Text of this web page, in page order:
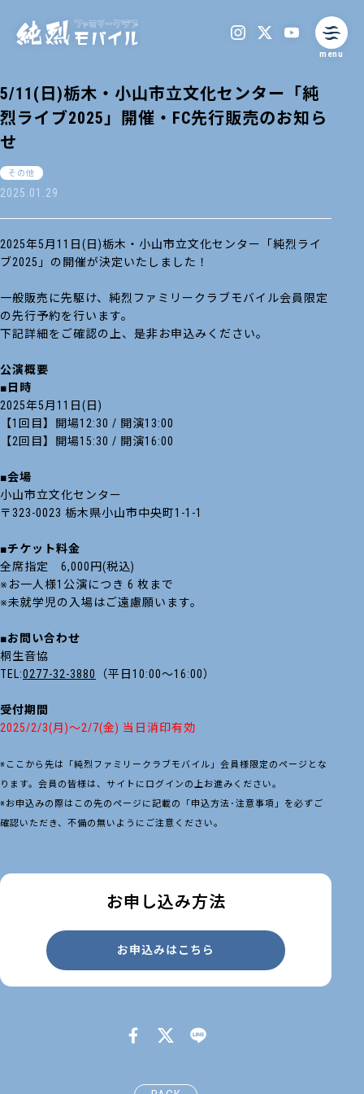
menu
5/11(日)栃木・小山市立文化センター「純
烈ライブ2025」開催・FC先行販売のお知ら
せ
その他
2025.01.29
2025年5月11日(日)栃木・小山市立文化センター「純烈ライ
ブ2025」の開催が決定いたしました！
一般販売に先駆け、純烈ファミリークラブモバイル会員限定
の先行予約を行います。
下記詳細をご確認の上、是非お申込みください。
公演概要
■日時
2025年5月11日(日)
【1回目】開場12:30 / 開演13:00
【2回目】開場15:30 / 開演16:00
■会場
小山市立文化センター
〒323-0023 栃木県小山市中央町1-1-1
■チケット料金
全席指定 6,000円(税込)
※お一人様1公演につき 6 枚まで
※未就学児の入場はご遠慮願います。
■お問い合わせ
桐生音協
TEL:0277-32-3880 （平日10:00～16:00）
受付期間
2025/2/3(月)～2/7(金) 当日消印有効
※ここから先は「純烈ファミリークラブモバイル」会員様限定のページとな
ります。会員の皆様は、サイトにログインの上お進みください。
※お申込みの際はこの先のページに記載の「申込方法･注意事項」を必ずご
確認いただき、不備の無いようにご注意ください。
お申し込み方法
お申込みはこちら